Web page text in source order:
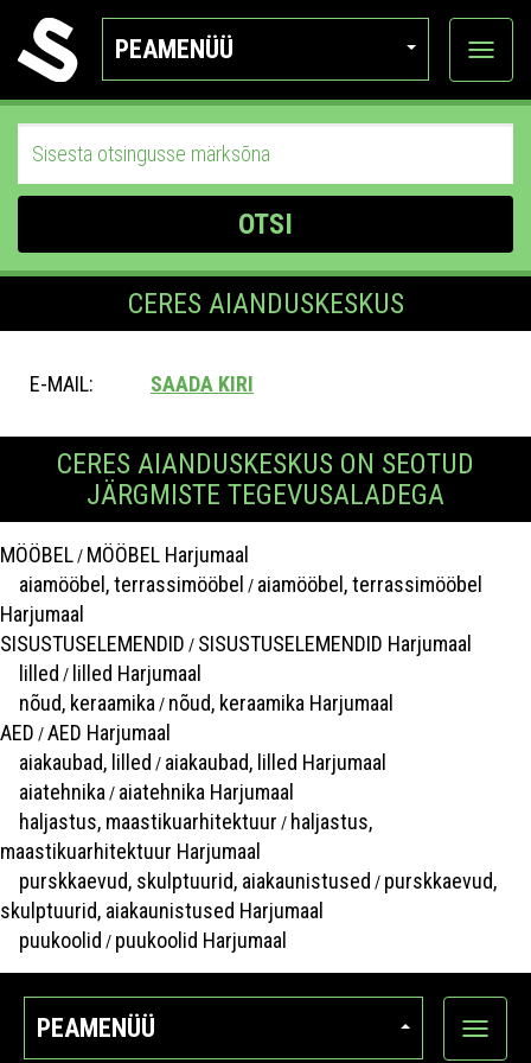
PEAMENÜÜ
Ava
OTSI
CERES AIANDUSKESKUS
E-MAIL: SAADA KIRI
CERES AIANDUSKESKUS ON SEOTUD
JÄRGMISTE TEGEVUSALADEGA
MÖÖBEL/ MÖÖBEL Harjumaal
aiamööbel, terrassimööbel / aiamööbel, terrassimööbel
Harjumaal
SISUSTUSELEMENDID / SISUSTUSELEMENDID Harjumaal
lilled / lilled Harjumaal
nõud, keraamika / nõud, keraamika Harjumaal
AED /AED Harjumaal
aiakaubad, lilled / aiakaubad, lilled Harjumaal
aiatehnika / aiatehnika Harjumaal
haljastus, maastikuarhitektuur / haljastus,
maastikuarhitektuur Harjumaal
purskkaevud, skulptuurid, aiakaunistused / purskkaevud,
skulptuurid, aiakaunistused Harjumaal
puukoolid / puukoolid Harjumaal
PEAMENÜÜ
Ava